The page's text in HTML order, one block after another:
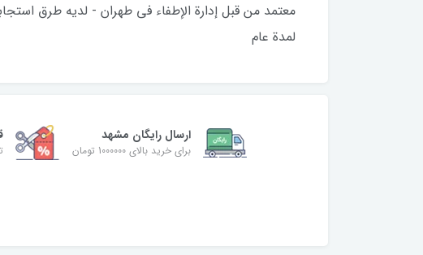
معتمد من قبل إدارة الإطفاء في طهران - لديه طرق
لمدة عام
ارسال رایگان مشهد
برای خرید بالای 1000000 تومان